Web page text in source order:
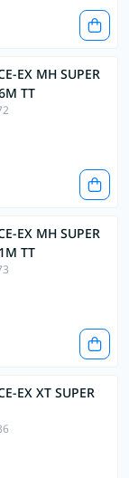
EX MH SUPER
TT
EX MH SUPER
TT
EX XT SUPER